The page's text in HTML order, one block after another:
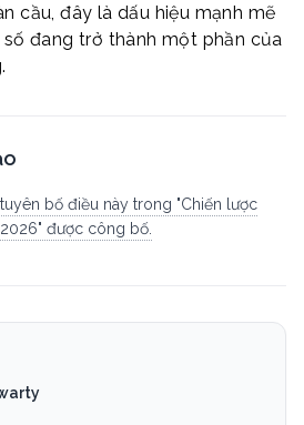
cầu, đây là dấu hiệu mạnh mẽ
đang trở thành một phần của
bố điều này trong "Chiến lược
được công bố.